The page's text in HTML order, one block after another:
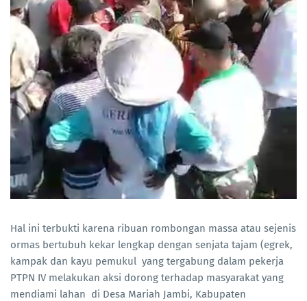
Hal ini terbukti karena ribuan rombongan massa atau sejenis
ormas bertubuh kekar lengkap dengan senjata tajam (egrek,
kampak dan kayu pemukul yang tergabung dalam pekerja
PTPN IV melakukan aksi dorong terhadap masyarakat yang
mendiami lahan di Desa Mariah Jambi, Kabupaten